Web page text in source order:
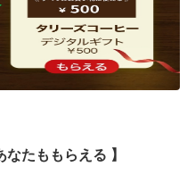
たももらえる ​】